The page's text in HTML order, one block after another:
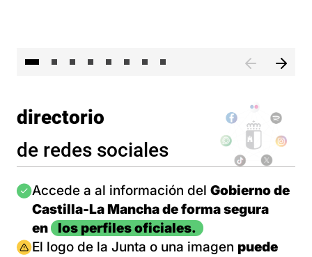
directorio
de redes sociales
Imagen
Accede a al información del Gobierno de
Castilla-La Mancha de forma segura
en
los perfiles oficiales.
Imagen
El logo de la Junta o una imagen puede